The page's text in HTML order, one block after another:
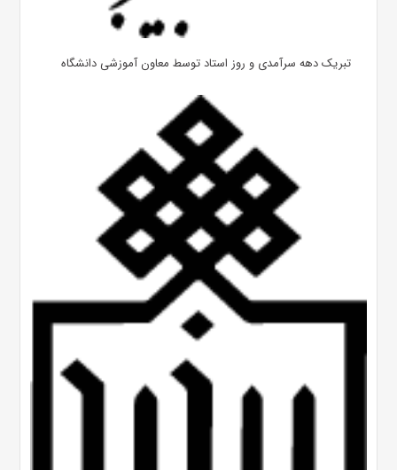
تبریک دهه سرآمدی و روز استاد توسط معاون آموزشی دانشگاه